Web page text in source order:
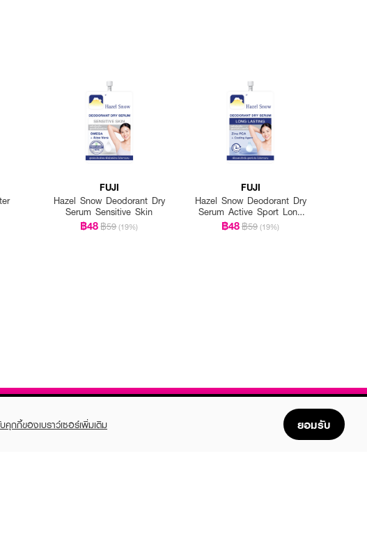
FUJI
Hazel Snow Deodorant Dry
Serum Sensitive Skin
฿48฿59 (19%)
FUJI
Hazel Snow Deodorant Dry
Serum Active Sport Long
Lasting
฿48฿59 (19%)
คุกกี้ของเบราว์เซอร์เพิ่มเติม ยอมรับ